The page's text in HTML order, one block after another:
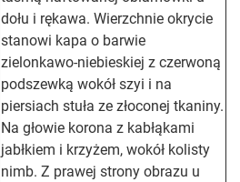
dołu i rękawa. Wierzchnie okrycie
stanowi kapa o barwie
zielonkawo-niebieskiej z czerwoną
podszewką wokół szyi i na
piersiach stuła ze złoconej tkaniny.
Na głowie korona z kabłąkami
jabłkiem i krzyżem, wokół kolisty
nimb. Z prawej strony obrazu u